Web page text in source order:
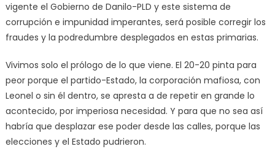
vigente el Gobierno de Danilo-PLD y este sistema de
corrupción e impunidad imperantes, será posible corregir los
fraudes y la podredumbre desplegados en estas primarias.
Vivimos solo el prólogo de lo que viene. El 20-20 pinta para
peor porque el partido-Estado, la corporación mafiosa, con
Leonel o sin él dentro, se apresta a de repetir en grande lo
acontecido, por imperiosa necesidad. Y para que no sea así
habría que desplazar ese poder desde las calles, porque las
elecciones y el Estado pudrieron.